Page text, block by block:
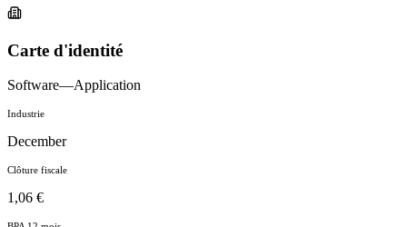
Carte d'identité
Software—Application
Industrie
December
Clôture fiscale
1,06 €